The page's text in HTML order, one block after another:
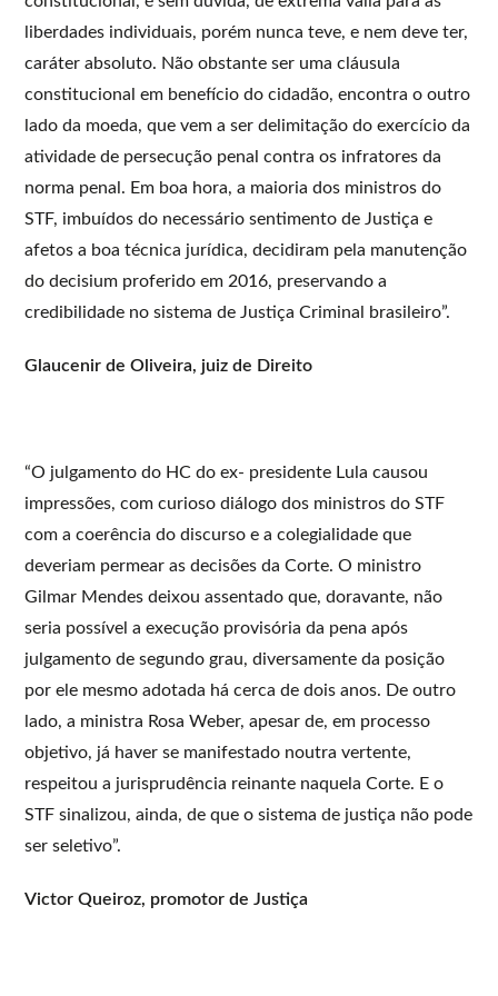
liberdades individuais, porém nunca teve, e nem deve ter,
caráter absoluto. Não obstante ser uma cláusula
constitucional em benefício do cidadão, encontra o outro
lado da moeda, que vem a ser delimitação do exercício da
atividade de persecução penal contra os infratores da
norma penal. Em boa hora, a maioria dos ministros do
STF, imbuídos do necessário sentimento de Justiça e
afetos a boa técnica jurídica, decidiram pela manutenção
do decisium proferido em 2016, preservando a
credibilidade no sistema de Justiça Criminal brasileiro”.
Glaucenir de Oliveira, juiz de Direito
“O julgamento do HC do ex- presidente Lula causou
impressões, com curioso diálogo dos ministros do STF
com a coerência do discurso e a colegialidade que
deveriam permear as decisões da Corte. O ministro
Gilmar Mendes deixou assentado que, doravante, não
seria possível a execução provisória da pena após
julgamento de segundo grau, diversamente da posição
por ele mesmo adotada há cerca de dois anos. De outro
lado, a ministra Rosa Weber, apesar de, em processo
objetivo, já haver se manifestado noutra vertente,
respeitou a jurisprudência reinante naquela Corte. E o
STF sinalizou, ainda, de que o sistema de justiça não pode
ser seletivo”.
Victor Queiroz, promotor de Justiça